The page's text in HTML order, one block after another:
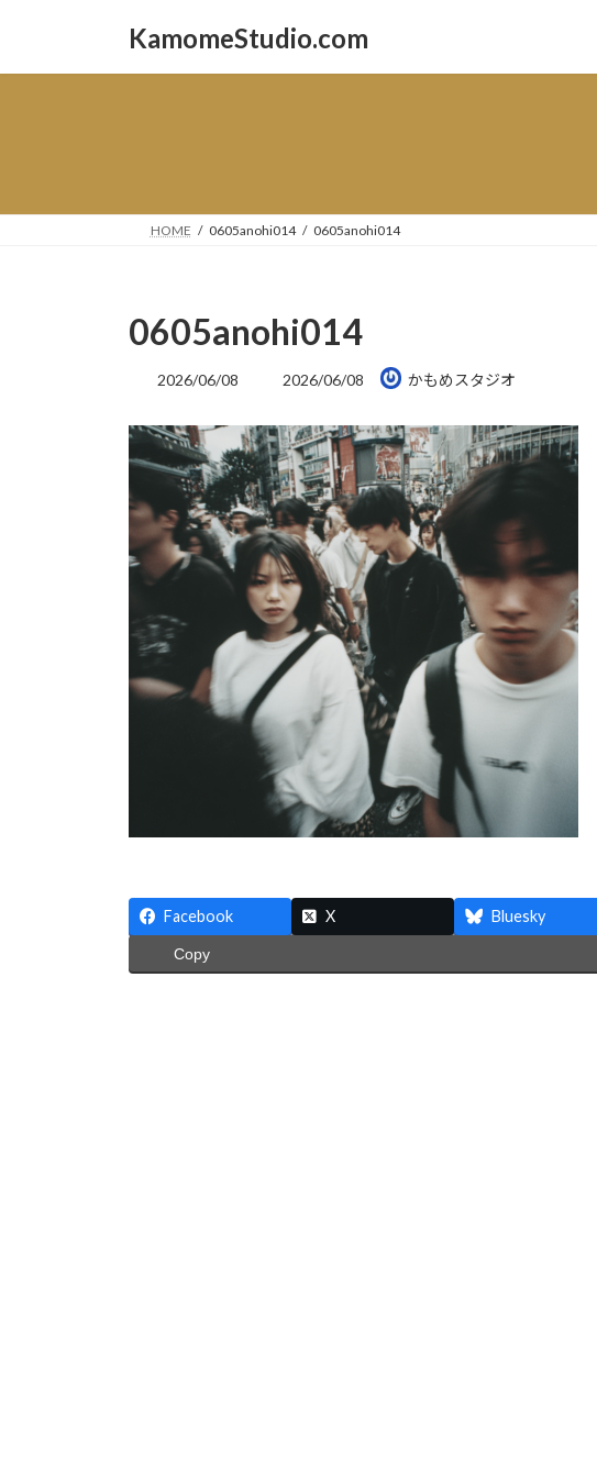
KamomeStudio.com
HOME 0605anohi014 0605anohi014
0605anohi014
2026/06/08
最
新
日
時
:
2026/06/08 かもめスタジオ
Facebook X Bluesky
Copy